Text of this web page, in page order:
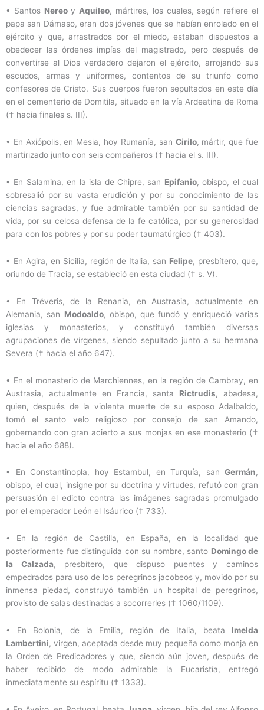
• Santos Nereoy Aquileo, mártires, los cuales, según refiere el
papa san Dámaso, eran dos jóvenes que se habían enrolado en el
ejército y que, arrastrados por el miedo, estaban dispuestos a
obedecer las órdenes impías del magistrado, pero después de
convertirse al Dios verdadero dejaron el ejército, arrojando sus
escudos, armas y uniformes, contentos de su triunfo como
confesores de Cristo. Sus cuerpos fueron sepultados en este día
en el cementerio de Domitila, situado en la vía Ardeatina de Roma
(† hacia finales s. III).
• En Axiópolis, en Mesia, hoy Rumanía, san Cirilo, mártir, que fue
martirizado junto con seis compañeros († hacia el s. III).
• En Salamina, en la isla de Chipre, san Epifanio, obispo, el cual
sobresalió por su vasta erudición y por su conocimiento de las
ciencias sagradas, y fue admirable también por su santidad de
vida, por su celosa defensa de la fe católica, por su generosidad
para con los pobres y por su poder taumatúrgico († 403).
• En Agira, en Sicilia, región de Italia, san Felipe, presbítero, que,
oriundo de Tracia, se estableció en esta ciudad († s. V).
• En Tréveris, de la Renania, en Austrasia, actualmente en
Alemania, san Modoaldo, obispo, que fundó y enriqueció varias
iglesias y monasterios, y constituyó también diversas
agrupaciones de vírgenes, siendo sepultado junto a su hermana
Severa († hacia el año 647).
• En el monasterio de Marchiennes, en la región de Cambray, en
Austrasia, actualmente en Francia, santa Rictrudis, abadesa,
quien, después de la violenta muerte de su esposo Adalbaldo,
tomó el santo velo religioso por consejo de san Amando,
gobernando con gran acierto a sus monjas en ese monasterio (†
hacia el año 688).
• En Constantinopla, hoy Estambul, en Turquía, san Germán,
obispo, el cual, insigne por su doctrina y virtudes, refutó con gran
persuasión el edicto contra las imágenes sagradas promulgado
por el emperador León el Isáurico († 733).
• En la región de Castilla, en España, en la localidad que
posteriormente fue distinguida con su nombre, santo Domingo de
la Calzada, presbítero, que dispuso puentes y caminos
empedrados para uso de los peregrinos jacobeos y, movido por su
inmensa piedad, construyó también un hospital de peregrinos,
provisto de salas destinadas a socorrerles († 1060/1109).
• En Bolonia, de la Emilia, región de Italia, beata Imelda
Lambertini, virgen, aceptada desde muy pequeña como monja en
la Orden de Predicadores y que, siendo aún joven, después de
haber recibido de modo admirable la Eucaristía, entregó
inmediatamente su espíritu († 1333).